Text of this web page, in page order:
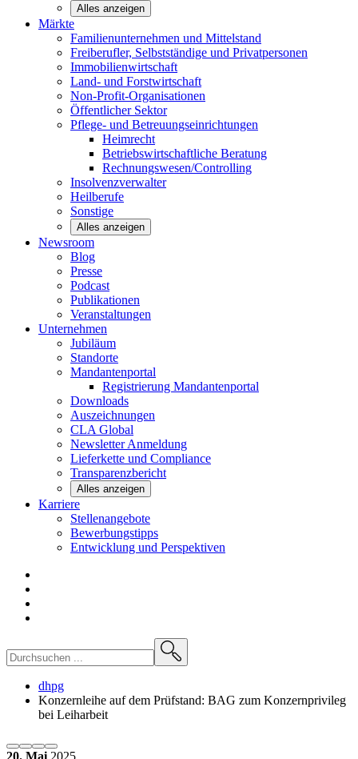
Alles anzeigen
Märkte
Familienunternehmen und Mittelstand
Freiberufler, Selbstständige und Privatpersonen
Immobilienwirtschaft
Land- und Forstwirtschaft
Non-Profit-Organisationen
Öffentlicher Sektor
Pflege- und Betreuungseinrichtungen
Heimrecht
Betriebswirtschaftliche Beratung
Rechnungswesen/Controlling
Insolvenzverwalter
Heilberufe
Sonstige
Alles anzeigen
Newsroom
Blog
Presse
Podcast
Publikationen
Veranstaltungen
Unternehmen
Jubiläum
Standorte
Mandantenportal
Registrierung Mandantenportal
Downloads
Auszeichnungen
CLA Global
NewsletterAnmeldung
Lieferkette und Compliance
Transparenzbericht
Alles anzeigen
Karriere
Stellenangebote
Bewerbungstipps
Entwicklung und Perspektiven
dhpg
Konzernleihe auf dem Prüfstand: BAG zum Konzernprivileg
bei Leiharbeit
20. Mai 2025